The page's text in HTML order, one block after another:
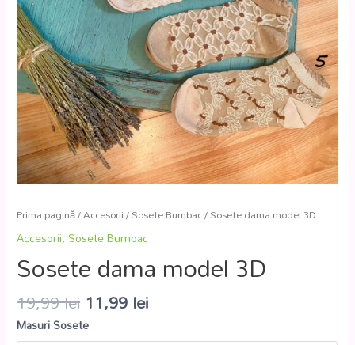
Prima pagină/Accesorii/Sosete Bumbac/ Sosete dama model 3D
Accesorii, Sosete Bumbac
Sosete dama model 3D
19,99lei 11,99 lei
Masuri Sosete